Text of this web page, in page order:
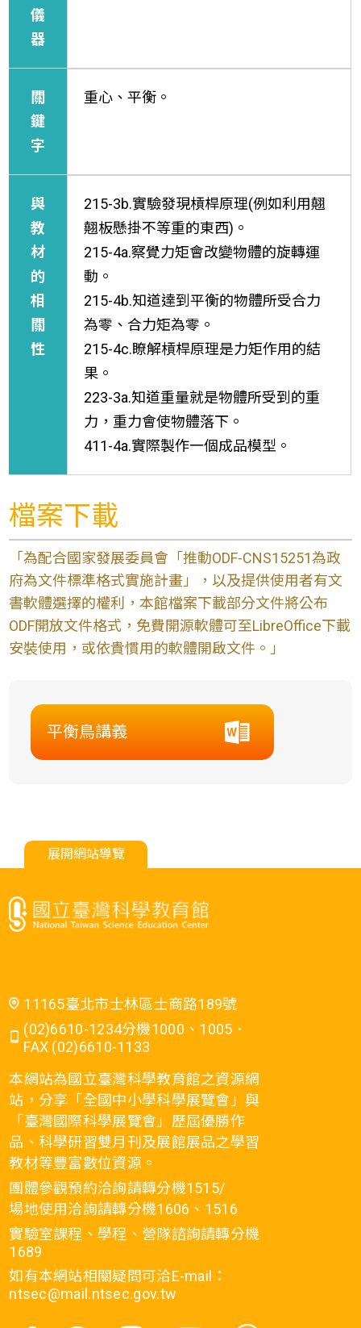
儀
器
關
鍵
字
重心、平衡。
與
教
材
的
相
關
性
215-3b.實驗發現槓桿原理(例如利用翹
翹板懸掛不等重的東西)。
215-4a.察覺力矩會改變物體的旋轉運
動。
215-4b.知道達到平衡的物體所受合力
為零、合力矩為零。
215-4c.瞭解槓桿原理是力矩作用的結
果。
223-3a.知道重量就是物體所受到的重
力，重力會使物體落下。
411-4a.實際製作一個成品模型。
檔案下載
「為配合國家發展委員會「推動ODF-CNS15251為政
府為文件標準格式實施計畫」，以及提供使用者有文
書軟體選擇的權利，本館檔案下載部分文件將公布
ODF開放文件格式，免費開源軟體可至LibreOffice下載
安裝使用，或依貴慣用的軟體開啟文件。」
平衡鳥講義
展開網站導覽
11165臺北市士林區士商路189號
(02)6610-1234分機1000、1005．
FAX (02)6610-1133
本網站為國立臺灣科學教育館之資源網
站，分享「全國中小學科學展覽會」與
「臺灣國際科學展覽會」歷屆優勝作
品、科學研習雙月刊及展館展品之學習
教材等豐富數位資源。
團體參觀預約洽詢請轉分機1515/
場地使用洽詢請轉分機1606、1516
實驗室課程、學程、營隊諮詢請轉分機
1689
如有本網站相關疑問可洽E-mail：
ntsec@mail.ntsec.gov.tw